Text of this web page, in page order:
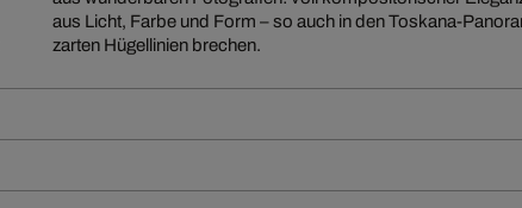
aus Licht, Farbe und Form – so auch in den Toskana-
zarten Hügellinien brechen.